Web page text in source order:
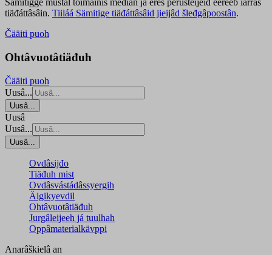
Sämitigge muštâl toimâinis median já eres perusteijeid eereeb iärrás
tiäđáttâsâin. Tiiláá Sämitige tiäđáttâsâid jieijâd šleđgâpoostân.
Čääiti puoh
Ohtâvuotâtiäđuh
Čääiti puoh
Uusâ...
Uusâ...
Uusâ
Uusâ...
Uusâ...
Ovdâsijđo
Tiäđuh mist
Ovdâsvástádâssyergih
Äigikyevdil
Ohtâvuotâtiäđuh
Jurgâleijeeh já tuulhah
Oppâmaterialkävppi
Anarâškielâ an